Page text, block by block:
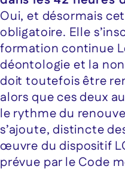
Oui, et désormais
obligatoire. Elle
formation continue
déontologie et la
doit toutefois être
alors que ces deux
le rythme du
s’ajoute, distincte
œuvre du dispositif
prévue par le Code